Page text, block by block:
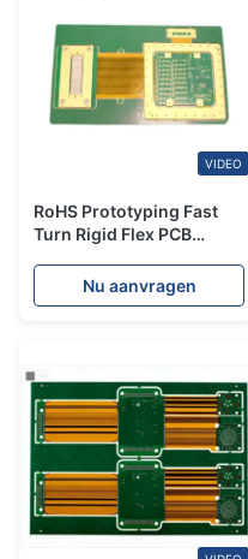
VIDEO
RoHS Prototyping Fast
Turn Rigid Flex PCB
Nu aanvragen